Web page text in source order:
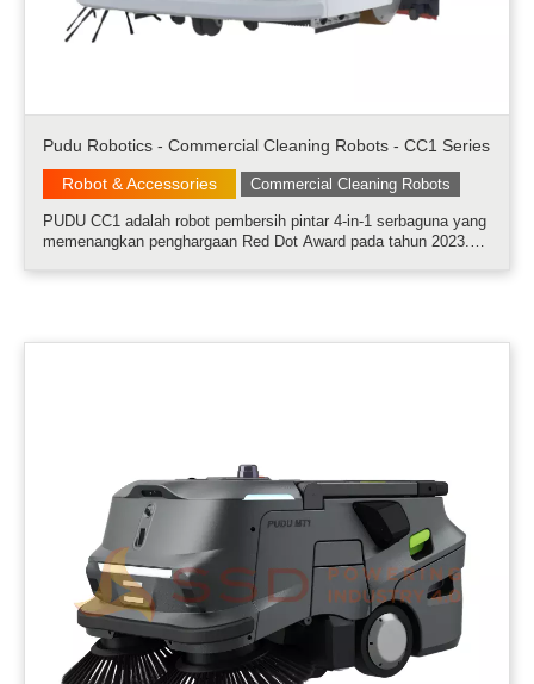
Pudu Robotics - Commercial Cleaning Robots - CC1 Series
Robot & Accessories
Commercial Cleaning Robots
PUDU CC1 adalah robot pembersih pintar 4-in-1 serbaguna yang
memenangkan penghargaan Red Dot Award pada tahun 2023.